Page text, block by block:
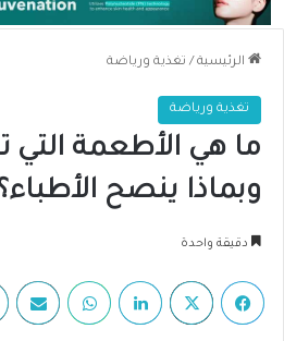
الرئيسية / تغذية ورياضة
تغذية ورياضة
ما هي الأطعمة التي
وبماذا ينصح
دقيقة واحدة
فيسبوك لينكدإن واتساب